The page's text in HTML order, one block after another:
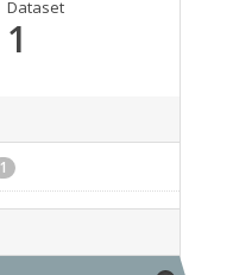
Dataset
1
1